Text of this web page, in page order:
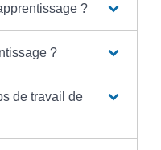
?
?
de travail de